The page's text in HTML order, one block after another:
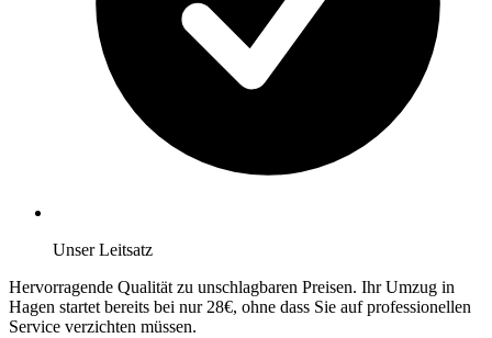
Unser Leitsatz
Hervorragende Qualität zu unschlagbaren Preisen. Ihr Umzug in
Hagen startet bereits bei nur 28€, ohne dass Sie auf professionellen
Service verzichten müssen.